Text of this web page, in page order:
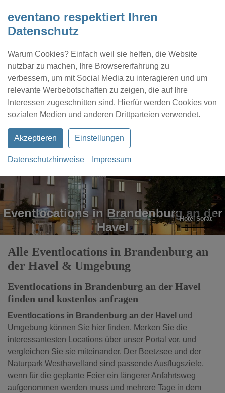
eventano respektiert Ihren
Datenschutz
Warum Cookies? Einfach weil sie helfen, die Website
nutzbar zu machen, Ihre Browsererfahrung zu
verbessern, um mit Social Media zu interagieren und um
relevante Werbebotschaften zu zeigen, die auf Ihre
Interessen zugeschnitten sind. Hierfür werden Cookies von
sozialen Medien und anderen Drittparteien verwendet.
Akzeptieren Einstellungen
Datenschutzhinweise Impressum
Kontakt Location eintragen Profil
Eventlocations in Brandenburg an der
Havel
Brandenburg an der Havel
Hotel Sorat
Alle Eventlocations in Brandenburg an
der Havel & Umgebung
Eventlocations in Brandenburg an der Havel
finden und kostenlos anfragen
Eventlocations in Brandenburg an der Havel und
Umgebung können Sie hier finden. Merken Sie die
interessantesten Locations über unser Portal vor, und
vergleichen Sie sie miteinander. Der Beetzsee und der
Naturpark Westhavelland sind passende Ausflugsziele,
wenn für die geplante Feier ein längerer Anfahrtsweg
aufgenommen werden muss und mehrere Tage in dem